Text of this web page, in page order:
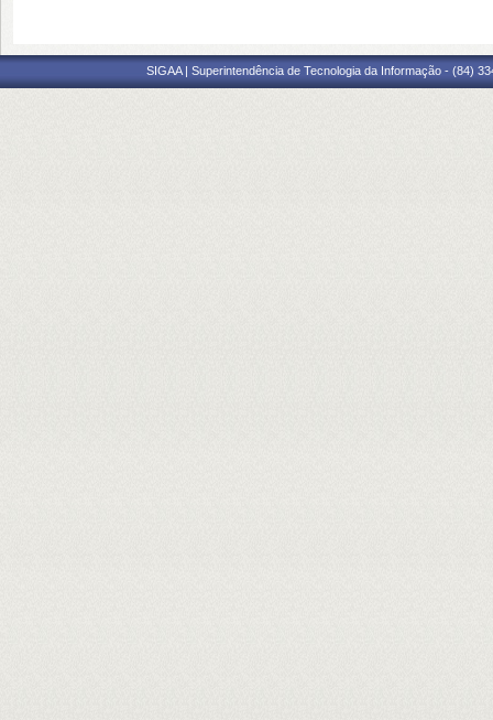
SIGAA | Superintendência de Tecnologia da Informação - (84)